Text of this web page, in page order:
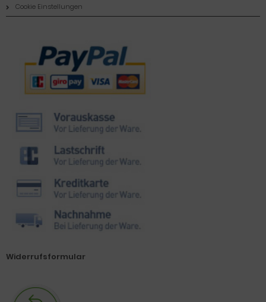
Cookie Einstellungen
Zahlungsmethoden
Widerrufsformular